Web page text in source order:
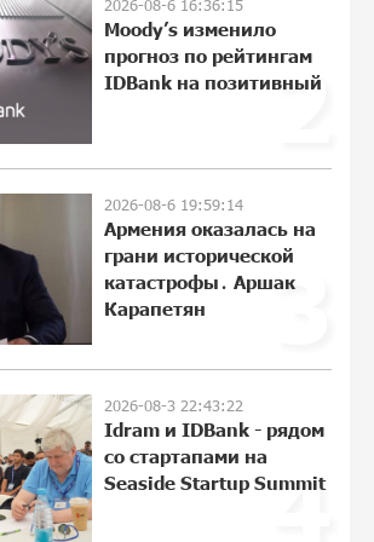
В мобильном приложении Юнибанка
теперь можно зарегистрироваться
также с помощью imID
10:13:18 3-08-2026
21:09:53 31-07-2026
ЕАЭС со временем будет расширяться.
Когда-нибудь это поймёт и рядовой
Если Израиль использует тему
Геноцида армян против Эрдогана, то
что для него значит сам Геноцид?
2
2026-08-6 16:36:15
Moody’s изменило
прогноз по рейтингам
IDBank на позитивный
3
2026-08-6 19:59:14
Армения оказалась на
грани исторической
катастрофы․ Аршак
Карапетян
4
2026-08-3 22:43:22
Idram и IDBank - рядом
со стартапами на
Seaside Startup Summit